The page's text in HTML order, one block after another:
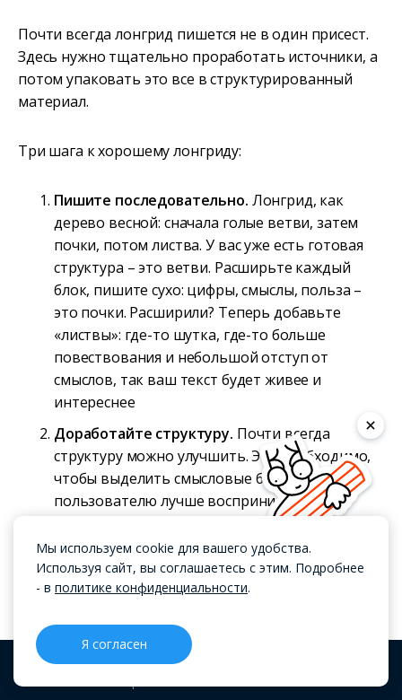
Почти всегда лонгрид пишется не в один присест.
Здесь нужно тщательно проработать источники, а
потом упаковать это все в структурированный
материал.
Три шага к хорошему лонгриду:
Пишите последовательно. Лонгрид, как
дерево весной: сначала голые ветви, затем
почки, потом листва. У вас уже есть готовая
структура – это ветви. Расширьте каждый
блок, пишите сухо: цифры, смыслы, польза –
это почки. Расширили? Теперь добавьте
«листвы»: где-то шутка, где-то больше
повествования и небольшой отступ от
смыслов, так ваш текст будет живее и
интереснее
Доработайте структуру. Почти всегда
структуру можно улучшить. Это необходимо,
чтобы выделить смысловые блоки и помочь
пользователю лучше воспринимать
осилит статью с первого раза, благодаря
структуре, он быстро найдет, где остановился
Доработайте содержимое примерами
Иллюстрируйте все, что можно
иллюстрировать. На примерах информация
гораздо лучше воспринимается, кроме того,
они показывают пользователю решение
Мы используем cookie для вашего удобства.
Используя сайт, вы соглашаетесь с этим. Подробнее
- в политике конфиденциальности.
Я согласен